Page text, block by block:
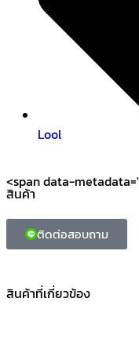
Lool
<span data-
สินค้า
ติดต่อสอบถาม
สินค้าที่เกี่ยวข้อง